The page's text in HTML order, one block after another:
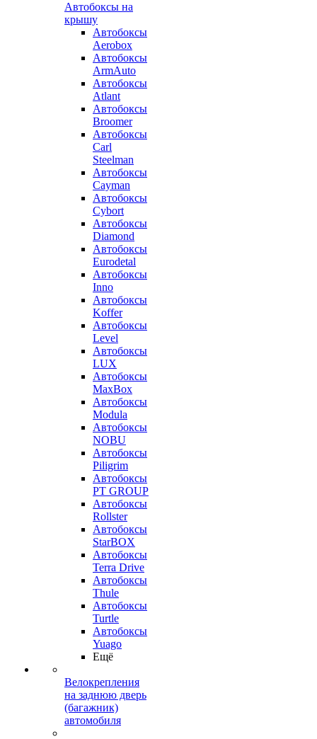
Автобоксы на
крышу
Автобоксы
Aerobox
Автобоксы
ArmAuto
Автобоксы
Atlant
Автобоксы
Broomer
Автобоксы
Carl
Steelman
Автобоксы
Cayman
Автобоксы
Cybort
Автобоксы
Diamond
Автобоксы
Eurodetal
Автобоксы
Inno
Автобоксы
Koffer
Автобоксы
Level
Автобоксы
LUX
Автобоксы
MaxBox
Автобоксы
Modula
Автобоксы
NOBU
Автобоксы
Piligrim
Автобоксы
PT GROUP
Автобоксы
Rollster
Автобоксы
StarBOX
Автобоксы
Terra Drive
Автобоксы
Thule
Автобоксы
Turtle
Автобоксы
Yuago
Ещё
Велокрепления
на заднюю дверь
(багажник)
автомобиля